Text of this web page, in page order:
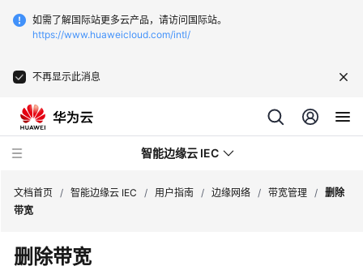
如需了解国际站更多云产品，请访问国际站。
https://www.huaweicloud.com/intl/
不再显示此消息
智能边缘云 IEC
最
新
文档首页 / 智能边缘云 IEC / 用户指南 / 边缘网络 / 带宽管理 / 删除
带宽
删除带宽